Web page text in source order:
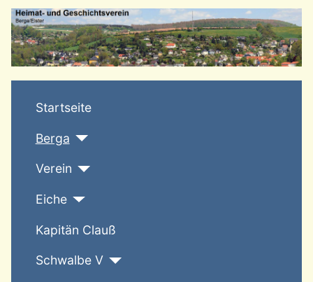
Startseite
Berga
Verein
Eiche
Kapitän Clauß
Schwalbe V